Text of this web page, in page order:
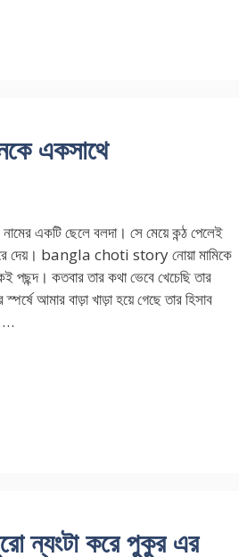
একসাথে
একটি ছেলে বলদা। সে মেয়ে কন্ঠ পেলেই
দেয়। bangla choti story নোয়া মামিকে
পছন্দ। কতবার তার কথা ভেবে খেচেছি তার
আমার বাড়া খাড়া হয়ে গেছে তার হিসাব
…
করে পুকুর এর